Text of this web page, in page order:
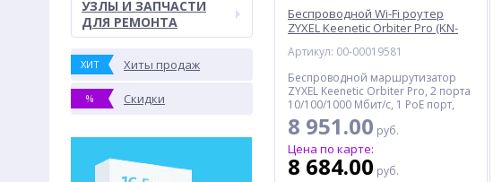
УЗЛЫ И ЗАПЧАСТИ
ДЛЯ РЕМОНТА
ХИТ Хиты продаж
% Скидки
Беспроводной Wi-Fi роутер
ZYXEL Keenetic Orbiter Pro (KN-
Артикул: 00-00019581
Беспроводной маршрутизатор
ZYXEL Keenetic Orbiter Pro, 2 порта
10/100/1000 Мбит/с, 1 PoE порт,
867 Мбит/с, MIMO
8 951.00 руб.
Цена по карте:
8 684.00 руб.